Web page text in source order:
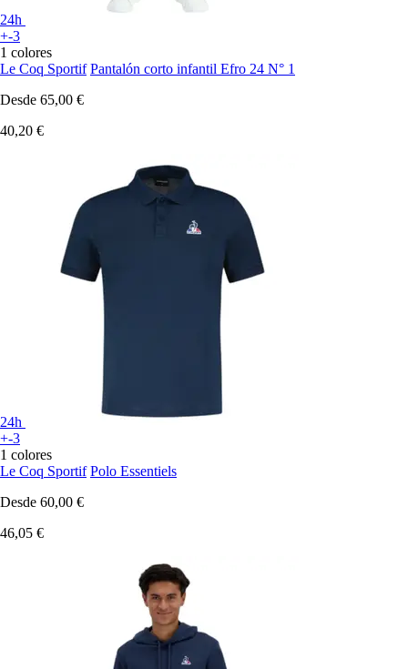
24h
+-3
1 colores
Le Coq Sportif Pantalón corto infantil Efro 24 N° 1
Desde 65,00 €
40,20 €
24h
+-3
1 colores
Le Coq Sportif Polo Essentiels
Desde 60,00 €
46,05 €